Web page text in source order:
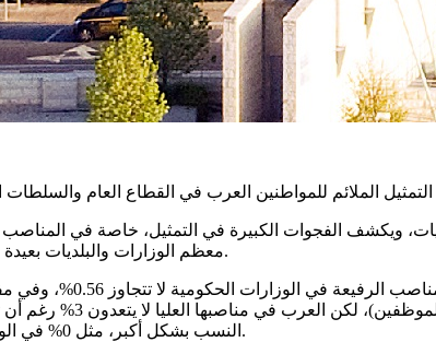
ويكشف الفجوات الكبيرة في التمثيل، خاصة في المناصب
معظم الوزارات والبلديات بعيدة عن تحقيق الحد الأدنى من التمثيل، وبعضها يسجّل نسبًا قريبة من الصفر.
بين 0% و9%. وزارة
النسب بشكل أكبر، مثل 0% في الوظائف الإدارية في بلدية الرملة رغم أن العرب يشكلون 25% من سكانها.